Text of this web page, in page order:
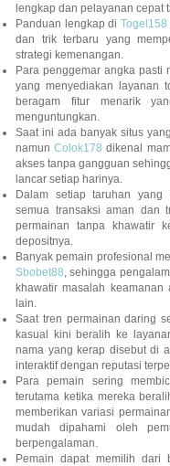
lengkap dan pelayanan cepat
Panduan lengkap di Togel158
dan trik terbaru yang
strategi kemenangan.
Para penggemar angka pasti
yang menyediakan layanan
beragam fitur menarik
menguntungkan.
Saat ini ada banyak situs
namunColok178 dikenal
akses tanpa gangguan
lancar setiap harinya.
Dalam setiap taruhan
semua transaksi aman dan
permainan tanpa khawatir
depositnya.
Banyak pemain profesional
Sbobet88, sehingga
khawatir masalah
lain.
Saat tren permainan daring
kasual kini beralih ke
nama yang kerap disebut di
interaktif dengan reputasi
Para pemain sering
terutama ketika mereka
memberikan variasi
mudah dipahami oleh
berpengalaman.
Pemain dapat memilih dari